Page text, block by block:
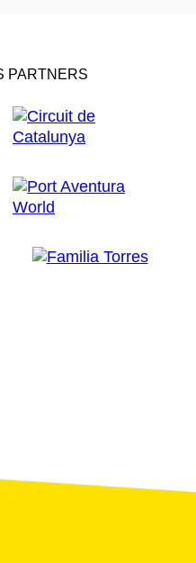
PARTNERS